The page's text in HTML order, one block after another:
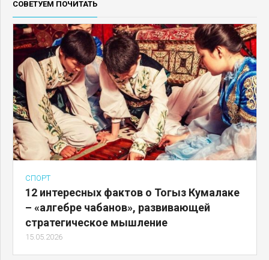
СОВЕТУЕМ ПОЧИТАТЬ
СПОРТ
12 интересных фактов о Тогыз Кумалаке
– «алгебре чабанов», развивающей
стратегическое мышление
15.05.2026